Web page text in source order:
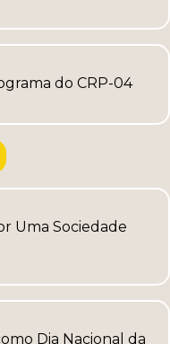
do CRP-04
Uma Sociedade
Dia Nacional da